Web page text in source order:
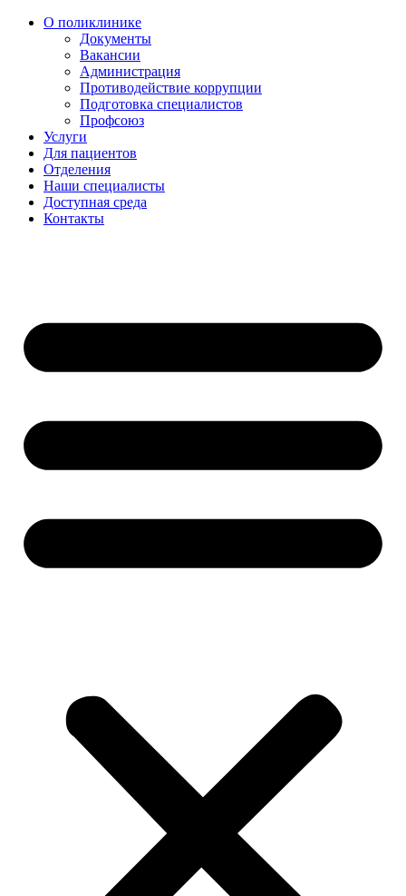
О поликлинике
Документы
Вакансии
Администрация
Противодействие коррупции
Подготовка специалистов
Профсоюз
Услуги
Для пациентов
Отделения
Наши специалисты
Доступная среда
Контакты